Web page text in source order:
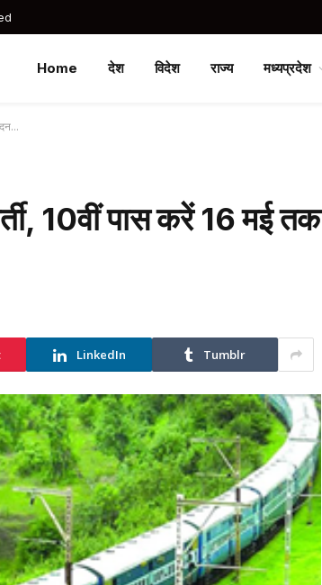
Home देश विदेश राज्य मध्यप्रदेश
10वीं पास करें 16 मई तक
LinkedIn Tumblr